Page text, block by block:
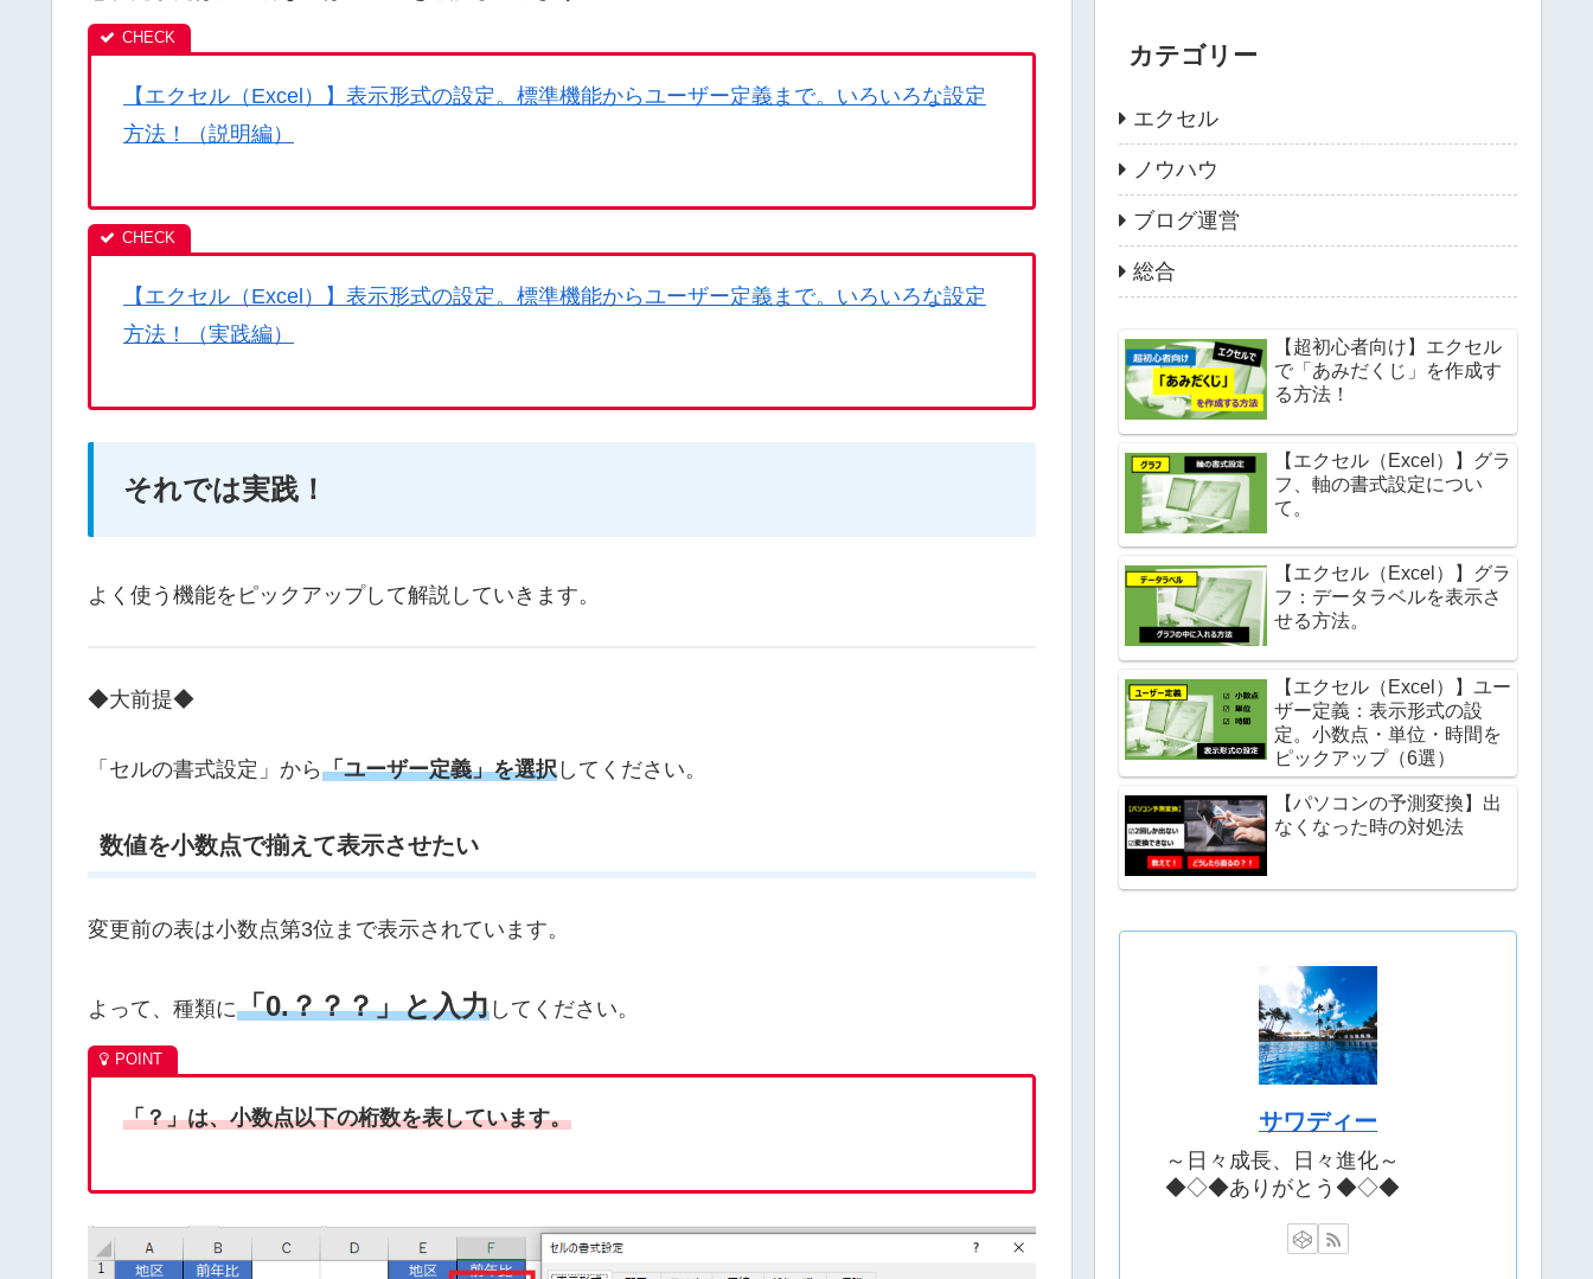
【エクセル（Excel）】表示形式の設定。標準機能からユーザー定義まで。いろいろな設定
方法！（説明編）
【エクセル（Excel）】表示形式の設定。標準機能からユーザー定義まで。いろいろな設定
方法！（実践編）
それでは実践！
よく使う機能をピックアップして解説していきます。
◆大前提◆
「セルの書式設定」から「ユーザー定義」を選択 してください。
数値を小数点で揃えて表示させたい
変更前の表は小数点第3位まで表示されています。
よって、種類に「0.？？？」と入力 してください。
「？」は、小数点以下の桁数を表しています。
カテゴリー
エクセル
ノウハウ
ブログ運営
総合
【超初心者向け】エクセル
で「あみだくじ」を作成す
る方法！
【エクセル（Excel）】グラ
フ、軸の書式設定につい
て。
【エクセル（Excel）】グラ
フ：データラベルを表示さ
せる方法。
【エクセル（Excel）】ユー
ザー定義：表示形式の設
定。小数点・単位・時間を
ピックアップ（6選）
【パソコンの予測変換】出
なくなった時の対処法
サワディー
～日々成長、日々進化～
◆◇◆ありがとう◆◇◆